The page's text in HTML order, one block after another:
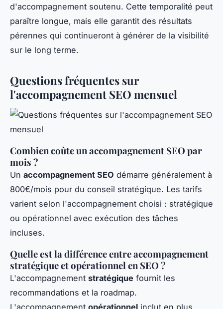
d'accompagnement soutenu. Cette temporalité peut
paraître longue, mais elle garantit des résultats
pérennes qui continueront à générer de la visibilité
sur le long terme.
Questions fréquentes sur
l'accompagnement SEO mensuel
Combien coûte un accompagnement SEO par
mois ?
Un accompagnement SEO démarre généralement à
800€/mois pour du conseil stratégique. Les tarifs
varient selon l'accompagnement choisi : stratégique
ou opérationnel avec exécution des tâches
incluses.
Quelle est la différence entre accompagnement
stratégique et opérationnel en SEO ?
L'accompagnement stratégique fournit les
recommandations et la roadmap.
L'accompagnement opérationnel inclut en plus